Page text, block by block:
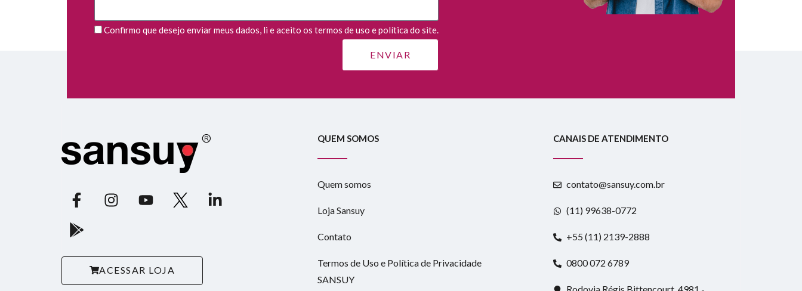
Confirmo que desejo enviar meus dados, li e aceito os termos de uso e política do site.
ACESSAR LOJA
QUEM SOMOS
Quem somos
Loja Sansuy
Contato
Termos de Uso e Política de Privacidade
SANSUY
CANAIS DE ATENDIMENTO
contato@sansuy.com.br
(11) 99638-0772
+55 (11) 2139-2888
0800 072 6789